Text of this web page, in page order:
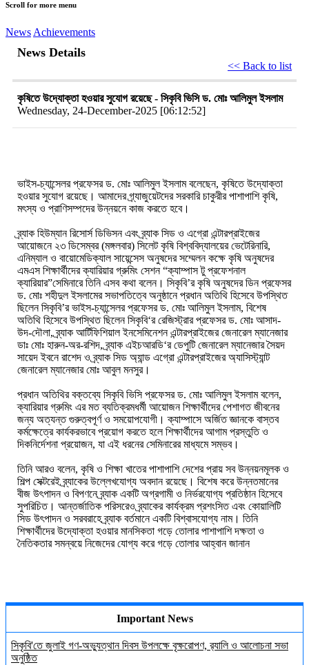
Scroll for more menu
News Achievements
News Details
<< Back to list
কৃষিতে উদ্যোক্তা হওয়ার সুযোগ রয়েছে - সিকৃবি ভিসি ড. মোঃ আলিমুল ইসলাম
Wednesday, 24-December-2025 [06:12:52]
ভাইস-চ্যান্সেলর প্রফেসর ড. মোঃ আলিমুল ইসলাম বলেছেন, কৃষিতে উদ্যোক্তা
হওয়ার সুযোগ রয়েছে। আমাদের গ্র্যাজুয়েটদের সরকারি চাকুরীর পাশাপাশি কৃষি,
মৎস্য ও প্রাণিসম্পদের উন্নয়নে কাজ করতে হবে।
ব্র্যাক হিউম্যান রিসোর্স ডিভিসন এবং ব্র্যাক সিড ও এগ্রো এন্টারপ্রাইজের
আয়োজনে ২৩ ডিসেম্বর (মঙ্গলবার) সিলেট কৃষি বিশ্ববিদ্যালয়ের ভেটেরিনারি,
এনিম্যাল ও বায়োমেডিক্যাল সায়েন্সেস অনুষদের সম্মেলন কক্ষে কৃষি অনুষদের
এমএস শিক্ষার্থীদের ক্যারিয়ার গ্রুমিং সেশন “ক্যাম্পাস টু প্রফেশনাল
ক্যারিয়ার”সেমিনারে তিনি এসব কথা বলেন। সিকৃবি’র কৃষি অনুষদের ডিন প্রফেসর
ড. মোঃ শহীদুল ইসলামের সভাপতিত্বে অনুষ্ঠানে প্রধান অতিথি হিসেবে উপস্থিত
ছিলেন সিকৃবি’র ভাইস-চ্যান্সেলর প্রফেসর ড. মোঃ আলিমুল ইসলাম, বিশেষ
অতিথি হিসেবে উপস্থিত ছিলেন সিকৃবি‘র রেজিস্ট্রার প্রফেসর ড. মোঃ আসাদ-
উদ-দৌলা, ব্র্যাক আর্টিফিশিয়াল ইনসেমিনেশন এন্টারপ্রাইজের জেনারেল ম্যানেজার
ডাঃ মোঃ হারুন-অর-রশিদ, ব্র্যাক এইচআরডি‘র ডেপুটি জেনারেল ম্যানেজার সৈয়দ
সায়েদ ইবনে রাশেদ ও ব্র্যাক সিড অ্যান্ড এগ্রো এন্টারপ্রাইজের অ্যাসিস্ট্যান্ট
জেনারেল ম্যানেজার মোঃ আবুল মনসুর।
প্রধান অতিথির বক্তব্যে সিকৃবি ভিসি প্রফেসর ড. মোঃ আলিমুল ইসলাম বলেন,
ক্যারিয়ার গ্রুমিং এর মত ব্যতিক্রমধর্মী আয়োজন শিক্ষার্থীদের পেশাগত জীবনের
জন্য অত্যন্ত গুরুত্বপূর্ণ ও সময়োপযোগী। ক্যাম্পাসে অর্জিত জ্ঞানকে বাস্তব
কর্মক্ষেত্রে কার্যকরভাবে প্রয়োগ করতে হলে শিক্ষার্থীদের আগাম প্রস্তুতি ও
দিকনির্দেশনা প্রয়োজন, যা এই ধরনের সেমিনারের মাধ্যমে সম্ভব।
তিনি আরও বলেন, কৃষি ও শিক্ষা খাতের পাশাপাশি দেশের প্রায় সব উন্নয়নমূলক ও
শিল্প সেক্টরেই ব্র্যাকের উল্লেখযোগ্য অবদান রয়েছে। বিশেষ করে উন্নতমানের
বীজ উৎপাদন ও বিপণনে ব্র্যাক একটি অগ্রগামী ও নির্ভরযোগ্য প্রতিষ্ঠান হিসেবে
সুপরিচিত। আন্তর্জাতিক পরিসরেও ব্র্যাকের কার্যক্রম প্রশংসিত এবং কোয়ালিটি
সিড উৎপাদন ও সরবরাহে ব্র্যাক বর্তমানে একটি বিশ্বাসযোগ্য নাম। তিনি
শিক্ষার্থীদের উদ্যোক্তা হওয়ার মানসিকতা গড়ে তোলার পাশাপাশি দক্ষতা ও
নৈতিকতার সমন্বয়ে নিজেদের যোগ্য করে গড়ে তোলার আহ্বান জানান
Important News
সিকৃবি'তে জুলাই গণ-অভ্যুত্থান দিবস উপলক্ষে বৃক্ষরোপণ, র‍্যালি ও আলোচনা সভা
অনুষ্ঠিত